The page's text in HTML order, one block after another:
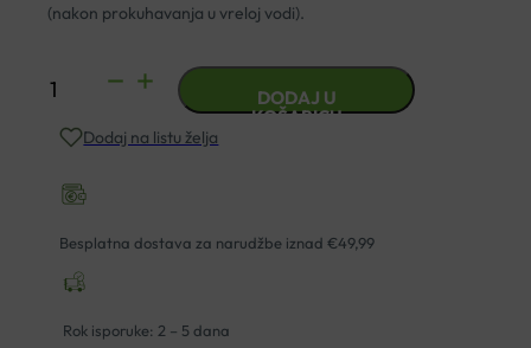
(nakon prokuhavanja u vreloj vodi).
KLINISPORT
HLADNI
10X12
CM
DODAJ U
KOŠARICU
Dodaj na listu želja
Besplatna dostava za narudžbe iznad €49,99
Rok isporuke: 2 – 5 dana